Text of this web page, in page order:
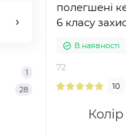
1
28
полегшені
6 класу
+ захист
В наявності
72
10